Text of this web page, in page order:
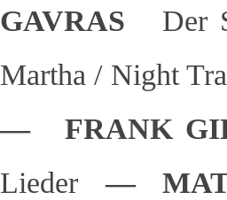
GAVRAS Der
Martha / Night
— FRANK
Lieder
—